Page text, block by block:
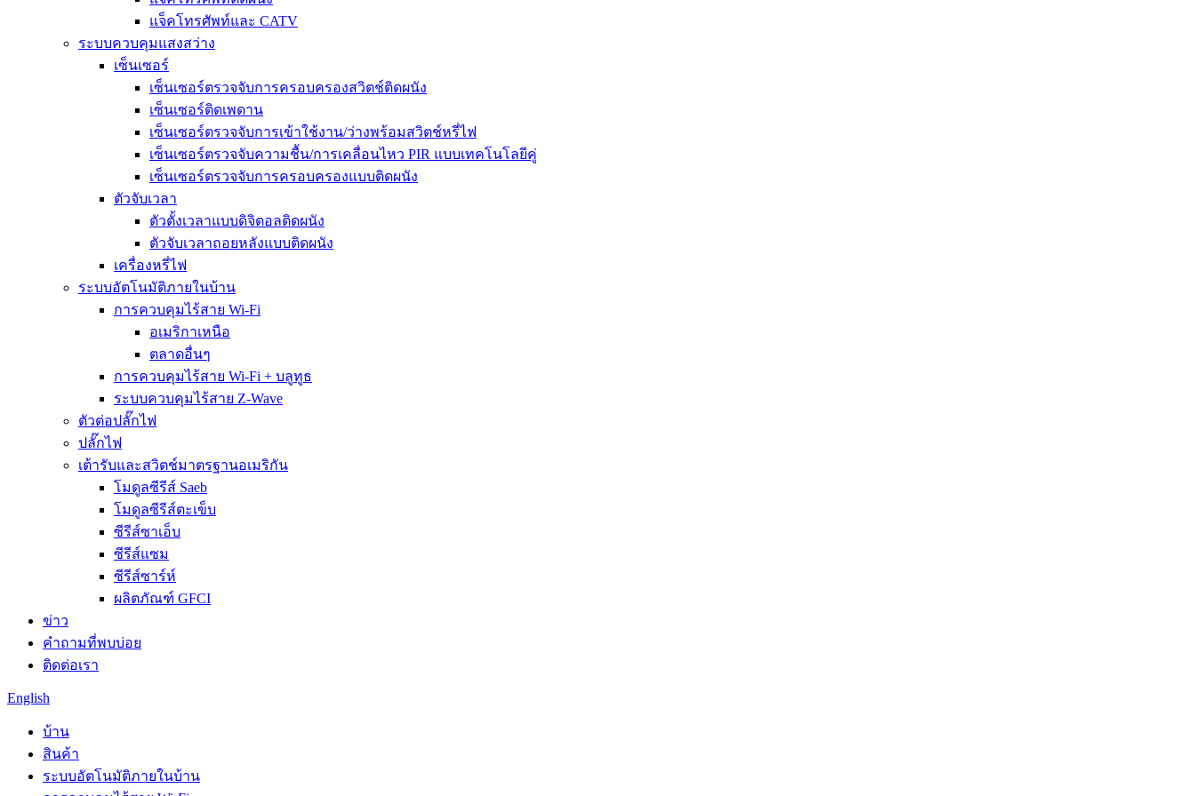
แจ็คโทรศัพท์และ CATV
ระบบควบคุมแสงสว่าง
เซ็นเซอร์
เซ็นเซอร์ตรวจจับการครอบครองสวิตช์ติดผนัง
เซ็นเซอร์ติดเพดาน
เซ็นเซอร์ตรวจจับการเข้าใช้งาน/ว่างพร้อมสวิตช์หรี่ไฟ
เซ็นเซอร์ตรวจจับความชื้น/การเคลื่อนไหว PIR แบบเทคโนโลยีคู่
เซ็นเซอร์ตรวจจับการครอบครองแบบติดผนัง
ตัวจับเวลา
ตัวตั้งเวลาแบบดิจิตอลติดผนัง
ตัวจับเวลาถอยหลังแบบติดผนัง
เครื่องหรี่ไฟ
ระบบอัตโนมัติภายในบ้าน
การควบคุมไร้สาย Wi-Fi
อเมริกาเหนือ
ตลาดอื่นๆ
การควบคุมไร้สาย Wi-Fi + บลูทูธ
ระบบควบคุมไร้สาย Z-Wave
ตัวต่อปลั๊กไฟ
ปลั๊กไฟ
เต้ารับและสวิตช์มาตรฐานอเมริกัน
โมดูลซีรีส์ Saeb
โมดูลซีรีส์ตะเข็บ
ซีรีส์ซาเอ็บ
ซีรีส์แซม
ซีรีส์ซาร์ห์
ผลิตภัณฑ์ GFCI
ข่าว
คำถามที่พบบ่อย
ติดต่อเรา
English
บ้าน
สินค้า
ระบบอัตโนมัติภายในบ้าน